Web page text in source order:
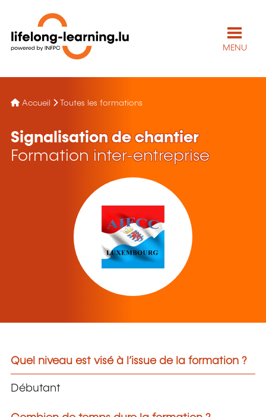
MENU
Accueil Toutes les formations
Signalisation de chantier
Formation inter-entreprise
Quel niveau est visé à l’issue de la formation ?
Débutant